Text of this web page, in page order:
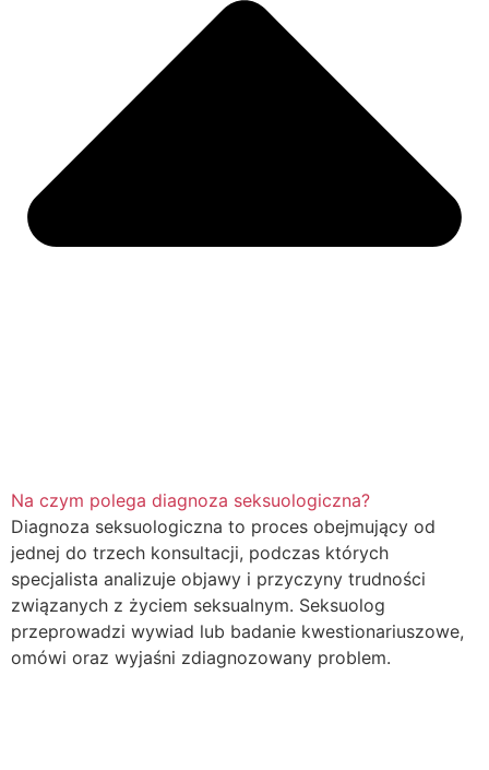
Na czym polega diagnoza seksuologiczna?
Diagnoza seksuologiczna to proces obejmujący od
jednej do trzech konsultacji, podczas których
specjalista analizuje objawy i przyczyny trudności
związanych z życiem seksualnym. Seksuolog
przeprowadzi wywiad lub badanie kwestionariuszowe,
omówi oraz wyjaśni zdiagnozowany problem.